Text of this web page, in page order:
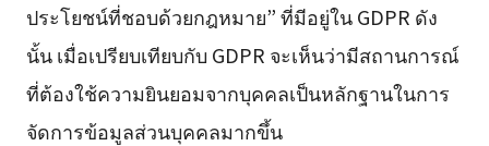
ประโยชน์ที่ชอบด้วยกฎหมาย” ที่มีอยู่ใน GDPR ดัง
นั้น เมื่อเปรียบเทียบกับ GDPR จะเห็นว่ามีสถานการณ์
ที่ต้องใช้ความยินยอมจากบุคคลเป็นหลักฐานในการ
จัดการข้อมูลส่วนบุคคลมากขึ้น